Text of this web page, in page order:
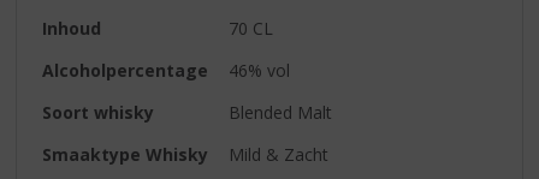
Inhoud
70 CL
Alcoholpercentage
46% vol
Soort whisky
Blended Malt
Smaaktype Whisky
Mild & Zacht